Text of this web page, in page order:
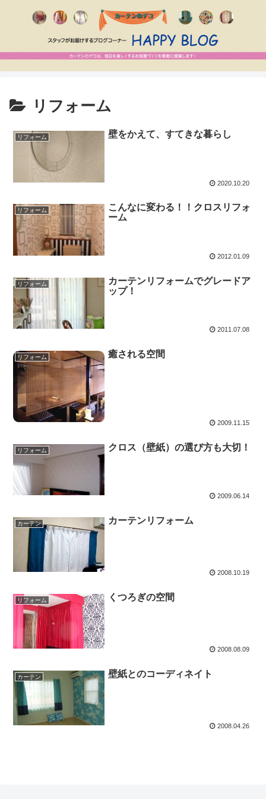
リフォーム
リフォーム 壁をかえて、すてきな暮らし
2020.10.20
リフォーム
こんなに変わる！！クロスリフォ
ーム
2012.01.09
リフォーム
カーテンリフォームでグレードア
ップ！
2011.07.08
リフォーム 癒される空間
2009.11.15
リフォーム クロス（壁紙）の選び方も大切！
2009.06.14
カーテン カーテンリフォーム
2008.10.19
リフォーム くつろぎの空間
2008.08.09
カーテン 壁紙とのコーディネイト
2008.04.26